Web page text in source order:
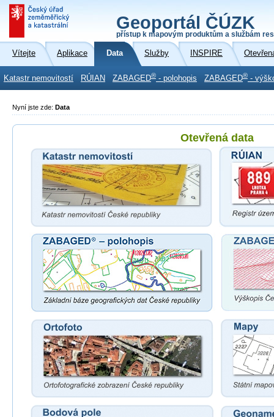
Geoportál ČÚZK
přístup k mapovým produktům a službám
Vítejte Aplikace Data Služby INSPIRE
Katastr nemovitostí RÚIAN ZABAGED® - polohopis ZABAGED® -
Nyní jste zde: Data
Otevřená data